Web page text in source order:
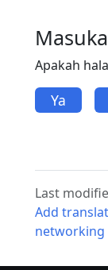
Apakah
Ya
Last
Add
networking